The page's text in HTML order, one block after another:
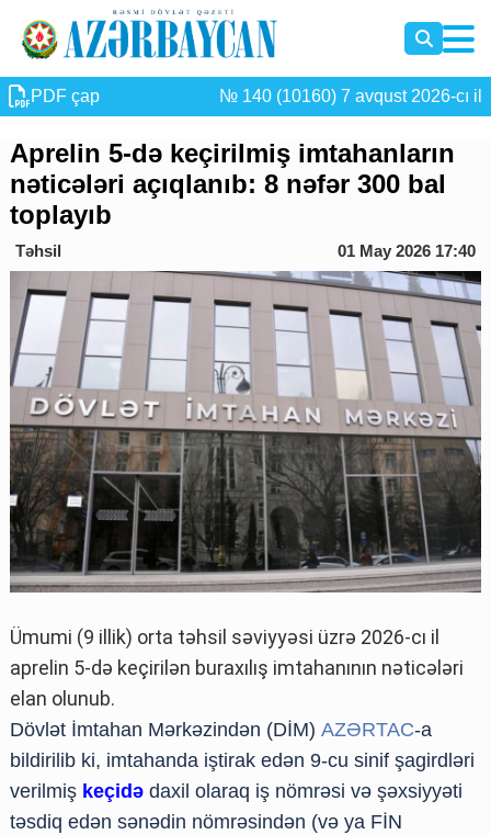
PDF çap № 140 (10160) 7 avqust 2026-cı il
Aprelin 5-də keçirilmiş imtahanların
nəticələri açıqlanıb: 8 nəfər 300 bal
toplayıb
Təhsil 01 May 2026 17:40
Ümumi (9 illik) orta təhsil səviyyəsi üzrə 2026-cı il
aprelin 5-də keçirilən buraxılış imtahanının nəticələri
elan olunub.
Dövlət İmtahan Mərkəzindən (DİM) AZƏRTAC-a
bildirilib ki, imtahanda iştirak edən 9-cu sinif şagirdləri
verilmiş keçidə daxil olaraq iş nömrəsi və şəxsiyyəti
təsdiq edən sənədin nömrəsindən (və ya FİN